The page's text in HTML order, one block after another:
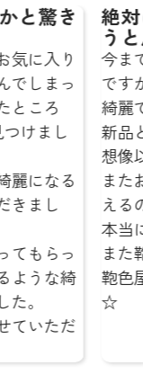
絶対に鞄色
うと思いま
今までも鞄を修
ですが、どこの
綺麗でびっくり
新品と変わらな
想像以上でした
またお気に入り
えるのが本当に
本当にありが
また鞄の修理を
鞄色屋さんにお
☆